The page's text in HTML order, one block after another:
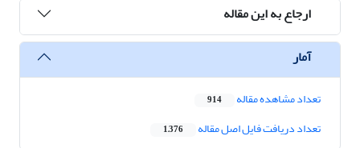
ارجاع به این مقاله
آمار
تعداد مشاهده مقاله 914
تعداد دریافت فایل اصل مقاله 1,376